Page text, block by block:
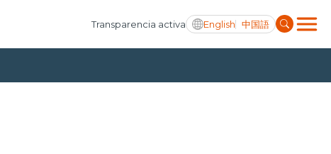
Transparencia activa English 中国語